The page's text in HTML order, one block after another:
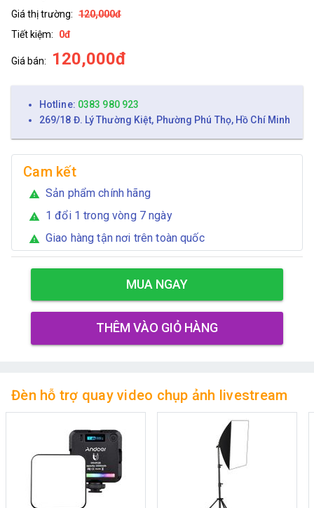
Giá thị trường: 120,000đ
Tiết kiệm:
0đ
Giá bán: 120,000đ
Hotline: 0383 980 923
269/18 Đ. Lý Thường Kiệt, Phường Phú Thọ, Hồ Chí Minh
Cam kết
warning Sản phẩm chính hãng
warning 1 đổi 1 trong vòng 7 ngày
warning Giao hàng tận nơi trên toàn quốc
MUA NGAY
THÊM VÀO GIỎ HÀNG
Đèn hỗ trợ quay video chụp ảnh livestream